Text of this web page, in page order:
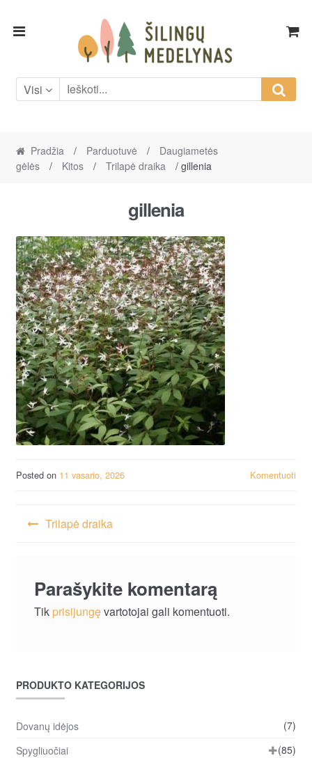
Skip
Skip
Visi
Pradžia / Parduotuvė /
Daugiametės
gėlės
/ Kitos / Trilapė draika / gillenia
gillenia
Posted on 11 vasario, 2026 Komentuoti
Navigacija
Trilapė draika
Parašykite komentarą
Tik prisijungęvartotojai gali komentuoti.
PRODUKTO KATEGORIJOS
Dovanų idėjos
(7)
Spygliuočiai
(85)